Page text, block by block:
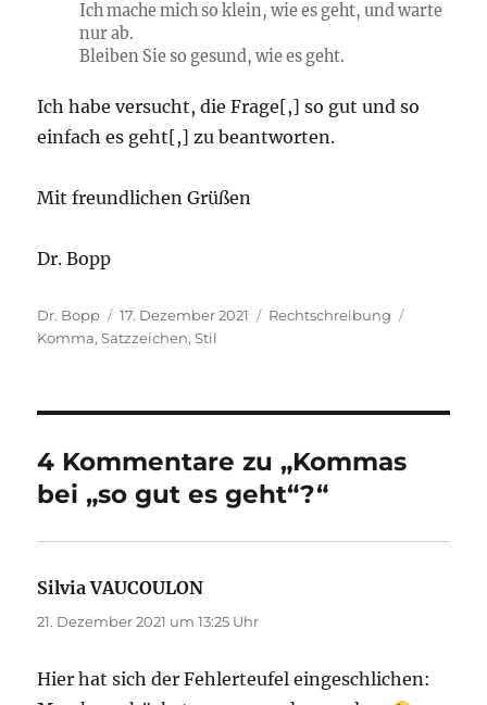
Ich mache mich so klein, wie es geht, und warte
nur ab.
Bleiben Sie so gesund, wie es geht.
Ich habe versucht, die Frage[,] so gut und so
einfach es geht[,] zu beantworten.
Mit freundlichen Grüßen
Dr. Bopp
Autor
Dr. Bopp
Veröffentlicht
am
17. Dezember 2021 Kategorien
Rechtschreibung
Komma,Satzzeichen,Stil
4 Kommentare zu „Kommas
bei „so gut es geht“?“
Silvia VAUCOULON
21. Dezember 2021 um 13:25 Uhr
Hier hat sich der Fehlerteufel eingeschlichen: